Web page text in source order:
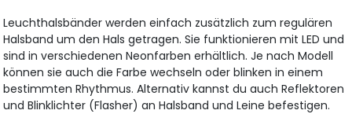
Leuchthalsbänder werden einfach zusätzlich zum regulären
Halsband um den Hals getragen. Sie funktionieren mit LED und
sind in verschiedenen Neonfarben erhältlich. Je nach Modell
können sie auch die Farbe wechseln oder blinken in einem
bestimmten Rhythmus. Alternativ kannst du auch Reflektoren
und Blinklichter (Flasher) an Halsband und Leine befestigen.